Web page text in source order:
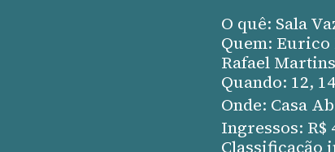
O quê: Sala
Quem: Eurico
Rafael
Quando: 12,
Onde: Casa
Ingressos: R$
Classificação